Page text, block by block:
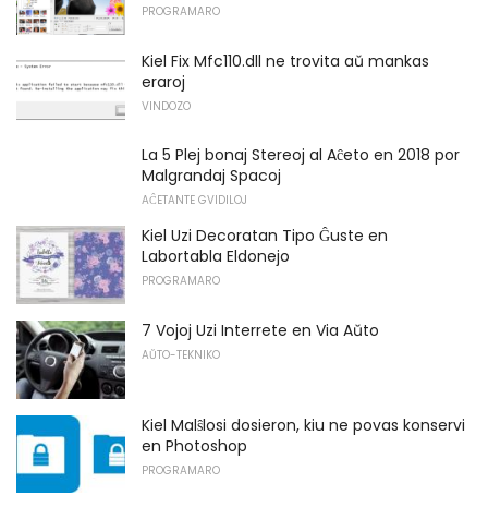
PROGRAMARO
Kiel Fix Mfc110.dll ne trovita aŭ mankas
eraroj
VINDOZO
La 5 Plej bonaj Stereoj al Aĉeto en 2018 por
Malgrandaj Spacoj
AĈETANTE GVIDILOJ
Kiel Uzi Decoratan Tipo Ĝuste en
Labortabla Eldonejo
PROGRAMARO
7 Vojoj Uzi Interrete en Via Aŭto
AŬTO-TEKNIKO
Kiel Malŝlosi dosieron, kiu ne povas konservi
en Photoshop
PROGRAMARO